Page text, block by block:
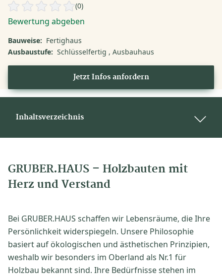
(0)
Bewertung abgeben
Bauweise: Fertighaus
Ausbaustufe: Schlüsselfertig Ausbauhaus
Jetzt Infos anfordern
Inhaltsverzeichnis
GRUBER.HAUS – Holzbauten mit
Herz und Verstand
Bei GRUBER.HAUS schaffen wir Lebensräume, die Ihre
Persönlichkeit widerspiegeln. Unsere Philosophie
basiert auf ökologischen und ästhetischen Prinzipien,
weshalb wir besonders im Oberland als Nr.1 für
Holzbau bekannt sind. Ihre Bedürfnisse stehen im